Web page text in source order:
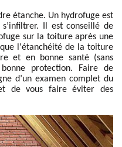
étanche. Un hydrofuge est
Il est conseillé de
sur la toiture après une
l'étanchéité de la toiture
et en bonne santé (sans
protection. Faire de
d’un examen complet du
de vous faire éviter des